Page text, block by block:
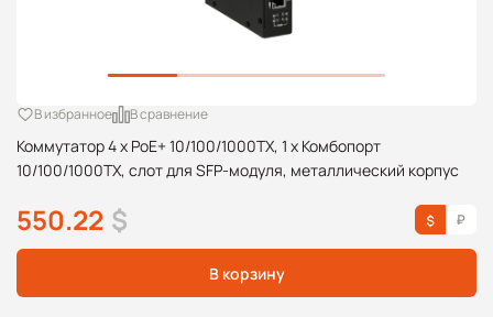
Коммутатор 4 x PoE+ 10/100/1000TX, 1 x Комбопорт
10/100/1000TX, слот для SFP-модуля, металлический корпус
В избранное В сравнение
550.22 $
В корзину